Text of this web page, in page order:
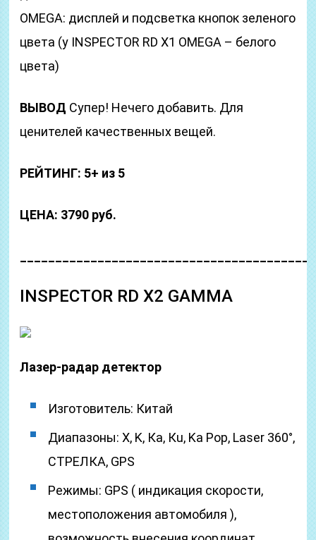
OMEGA: дисплей и подсветка кнопок зеленого
цвета (у INSPECTOR RD X1 OMEGA – белого
цвета)
ВЫВОД Супер! Нечего добавить. Для
ценителей качественных вещей.
РЕЙТИНГ: 5+ из 5
ЦЕНА: 3790 руб.
INSPECTOR RD X2 GAMMA
Лазер-радар детектор
Изготовитель: Китай
Диапазоны: Х, K, Ка, Кu, Ka Pop, Laser 360°,
СТРЕЛКА, GPS
Режимы: GPS ( индикация скорости,
местоположения автомобиля ),